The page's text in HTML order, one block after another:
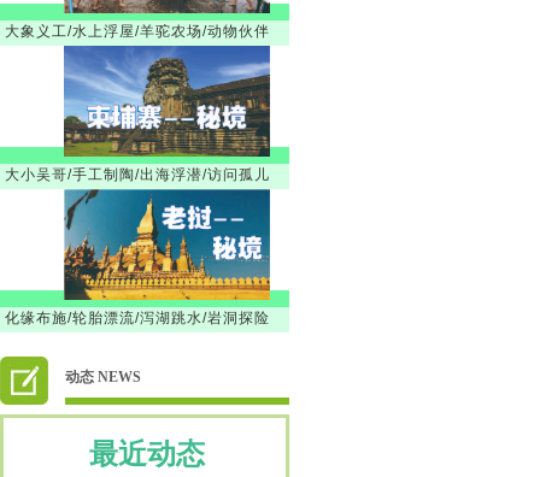
大象义工/水上浮屋/羊驼农场/动物伙伴
大小吴哥/手工制陶/出海浮潜/访问孤儿
化缘布施/轮胎漂流/泻湖跳水/岩洞探险
动态 NEWS
最近动态
订购新项目 【暑假】新疆之南疆
GO
13917887615
订购新项目 【暑假】新疆之南疆
GO
13917887615
订购新项目 【暑假】新疆之南疆
GO
楚楚
订购新项目 景泰蓝
GO
订购新项目 走进远望号
卢小平
订购新项目 龙虾遇上戏水大战
GO
订购新项目 嵊州三日
订购新项目 宜兴2日